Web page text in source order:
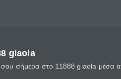
giaola
σήμερα στο 11888 giaola μέσα